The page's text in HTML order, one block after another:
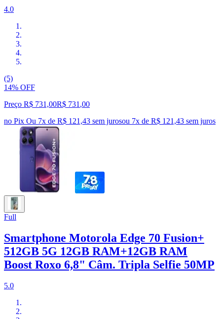
4.0
(5)
14% OFF
Preço R$ 731,00R$ 731 ,00
no Pix Ou 7x de R$ 121,43 sem jurosou 7x de R$ 121,43 sem juros
Full
Smartphone Motorola Edge 70 Fusion+
512GB 5G 12GB RAM+12GB RAM
Boost Roxo 6,8" Câm. Tripla Selfie 50MP
5.0